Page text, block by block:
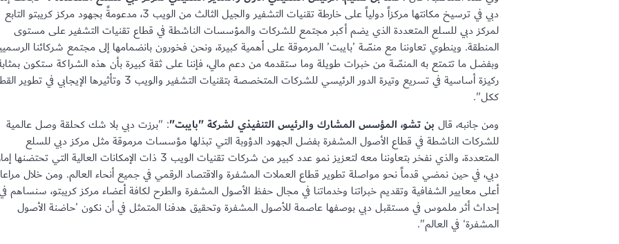
دبي في ترسيخ مكانتها مركزاً دولياً على خارطة تقنيات التشفير والجيل الثالث من الويب 3، مدعومةً بجهود مركز كريبتو التابع
لمركز دبي للسلع المتعددة الذي يضم أكبر مجتمع للشركات والمؤسسات الناشطة في قطاع تقنيات التشفير على مستوى
المنطقة. وينطوي تعاوننا مع منصّة ’بايبت’ المرموقة على أهمية كبيرة، ونحن فخورون بانضمامها إلى مجتمع شركائنا
وبفضل ما تتمتع به المنصّة من خبرات طويلة وما ستقدمه من دعم مالي، فإننا على ثقة كبيرة بأن هذه الشراكة ستكون
ركيزة أساسية في تسريع وتيرة الدور الرئيسي للشركات المتخصصة بتقنيات التشفير والويب 3 وتأثيرها الإيجابي في
ككل".
ومن جانبه، قال بن تشو، المؤسس المشارك والرئيس التنفيذي لشركة "بايبت": "برزت دبي بلا شك كحلقة وصل عالمية
للشركات الناشطة في قطاع الأصول المشفرة بفضل الجهود الدؤوبة التي تبذلها مؤسسات مرموقة مثل مركز دبي للسلع
المتعددة، والذي نفخر بتعاوننا معه لتعزيز نمو عدد كبير من شركات تقنيات الويب 3 ذات الإمكانات العالية التي
دبي، في حين نمضي قدماً نحو مواصلة تطوير قطاع العملات المشفرة والاقتصاد الرقمي في جميع أنحاء العالم. ومن خلال
أعلى معايير الشفافية وتقديم خبراتنا وخدماتنا في مجال حفظ الأصول المشفرة والطرح لكافة أعضاء مركز كريبتو، سنساهم
إحداث أثر ملموس في مستقبل دبي بوصفها عاصمة للأصول المشفرة وتحقيق هدفنا المتمثل في أن نكون ’حاضنة الأصول
المشفرة‘ في العالم".